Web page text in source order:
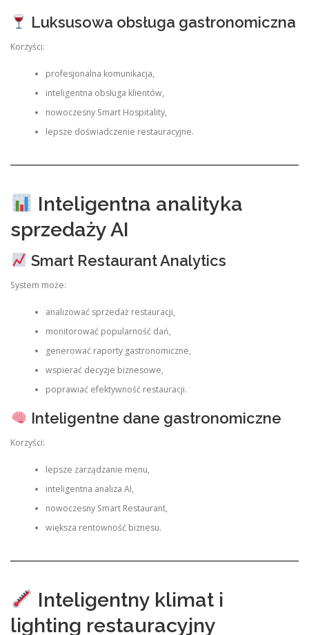
Luksusowa obsługa gastronomiczna
Korzyści:
profesjonalna komunikacja,
inteligentna obsługa klientów,
nowoczesny Smart Hospitality,
lepsze doświadczenie restauracyjne.
Inteligentna analityka
sprzedaży AI
Smart Restaurant Analytics
System może:
analizować sprzedaż restauracji,
monitorować popularność dań,
generować raporty gastronomiczne,
wspierać decyzje biznesowe,
poprawiać efektywność restauracji.
Inteligentne dane gastronomiczne
Korzyści:
lepsze zarządzanie menu,
inteligentna analiza AI,
nowoczesny Smart Restaurant,
większa rentowność biznesu.
Inteligentny klimat i
lighting restauracyjny